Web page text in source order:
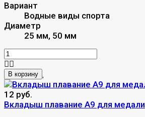
Вариант
Водные виды спорта
Диаметр
25 мм, 50 мм
В корзину
12 руб.
Вкладыш плавание A9 для медали